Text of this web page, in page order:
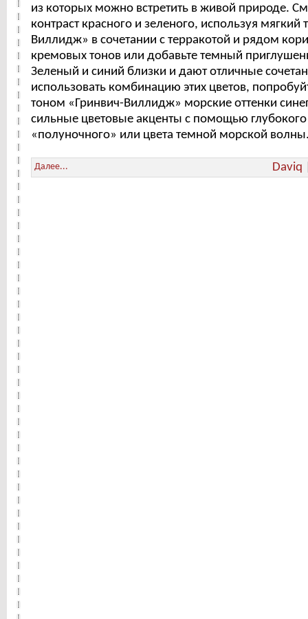
из которых можно встретить в живой природе.
контраст красного и зеленого, используя мягкий
Виллидж» в сочетании с терракотой и рядом
кремовых тонов или добавьте темный
Зеленый и синий близки и дают отличные
использовать комбинацию этих цветов,
тоном «Гринвич-Виллидж» морские оттенки
сильные цветовые акценты с помощью глубокого
«полуночного» или цвета темной морской
Далее... Daviq